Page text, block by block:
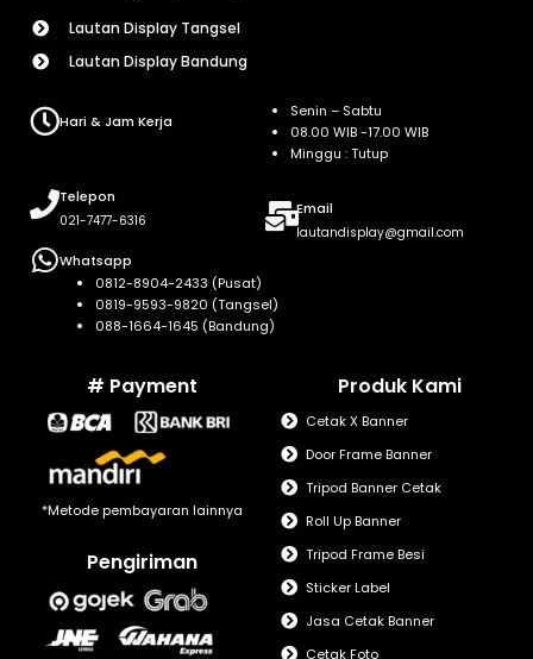
Lautan Display Tangsel
Lautan Display Bandung
Hari & Jam Kerja
Senin – Sabtu
08.00 WIB -17.00 WIB
Minggu : Tutup
Telepon
021-7477-6316
Email
lautandisplay@gmail.com
Whatsapp
0812-8904-2433 (Pusat)
0819-9593-9820 (Tangsel)
088-1664-1645 (Bandung)
# Payment
*Metode pembayaran lainnya
Pengiriman
Produk Kami
Cetak X Banner
Door Frame Banner
Tripod Banner Cetak
Roll Up Banner
Tripod Frame Besi
Sticker Label
Jasa Cetak Banner
Cetak Foto